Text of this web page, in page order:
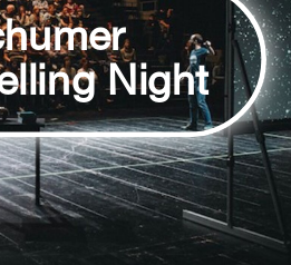
Night